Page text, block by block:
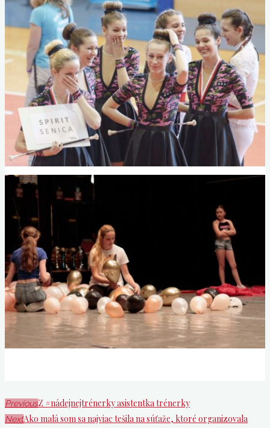
PreviousZ #nádejnejtrénerky asistentka trénerky
NextAko malá som sa najviac tešila na súťaže, ktoré organizovala